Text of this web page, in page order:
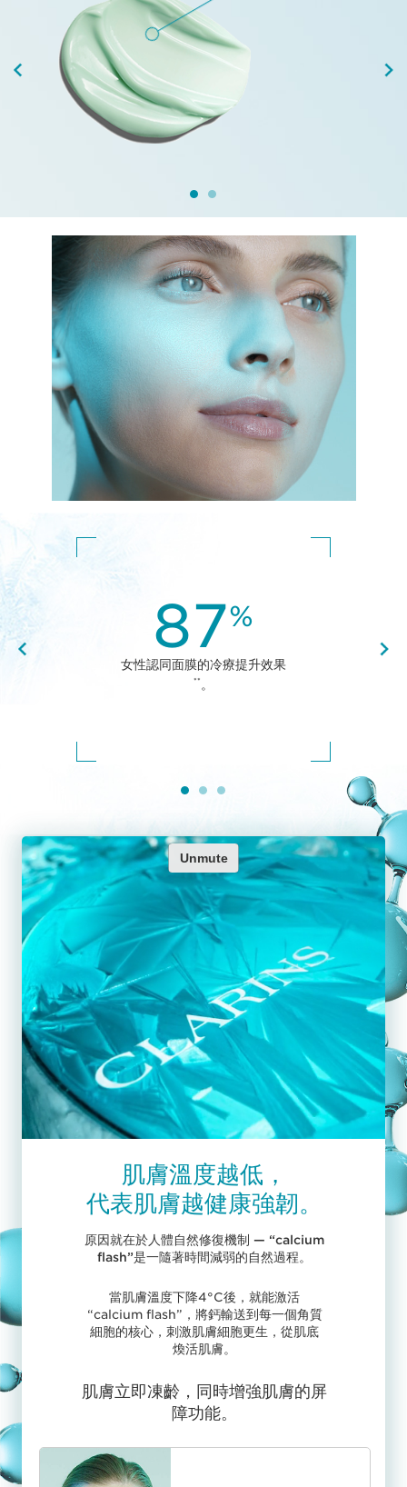
87%
女性認同面膜的冷療提升效果
** 。
肌膚溫度越低，
代表肌膚越健康強韌。
原因就在於人體自然修復機制 — “calcium
flash”是一隨著時間減弱的自然過程。
當肌膚溫度下降4°C後，就能激活
“calcium flash”，將鈣輸送到每一個角質
細胞的核心，刺激肌膚細胞更生，從肌底
煥活肌膚。
肌膚立即凍齡，同時增強肌膚的屏
障功能。